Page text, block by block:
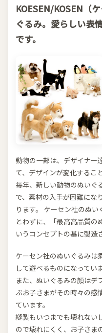
KOESEN/KOSEN（
ぐるみ。愛らしい表
です。
動物の一部は、デザイナー
て、デザインが変化するこ
毎年、新しい動物のぬいぐ
で、素材の入手が困難にな
ります。 ケーセン社のぬ
とわずに、「最高高品質の
いうコンセプトの基に製造
ケーセン社のぬいぐるみは
して遊べるものになっていま
また、ぬいぐるみの顔はデ
ぶお子さまがその時々の感
ています。
縫製もいつまでも壊れない
ので壊れにくく、お子さま